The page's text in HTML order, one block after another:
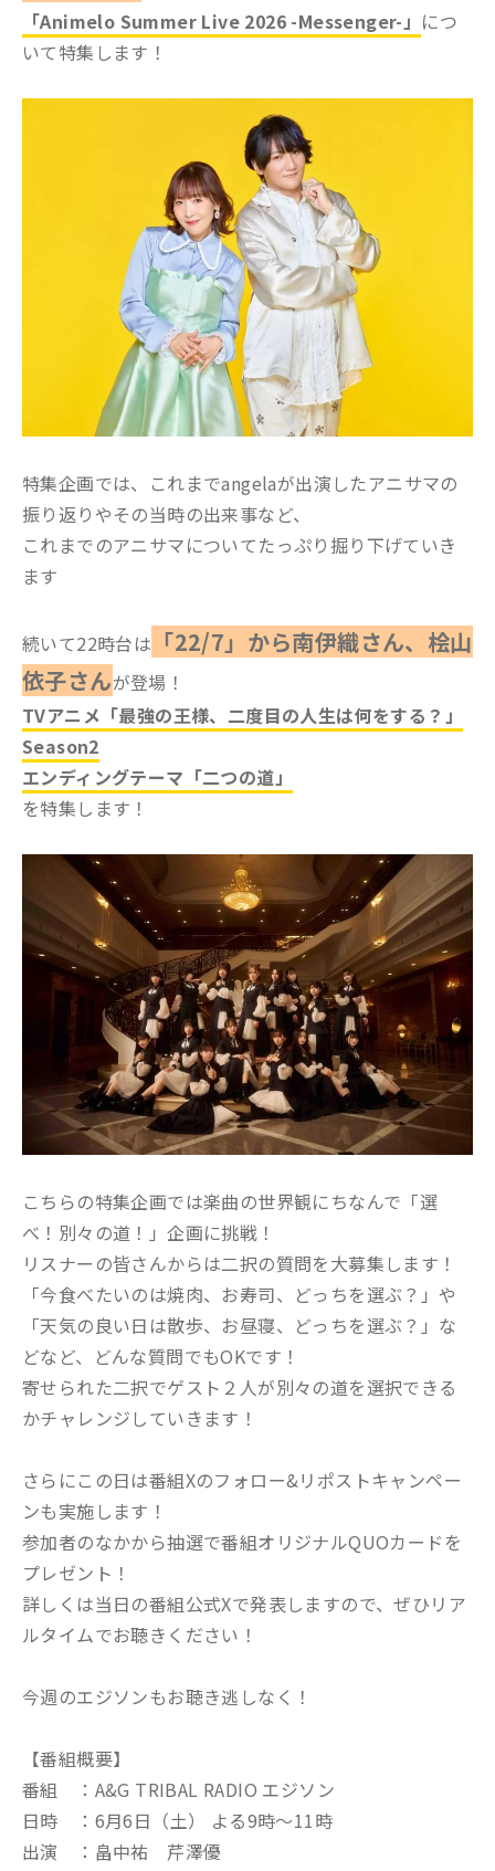
「Animelo Summer Live 2026 -Messenger-」 につ
いて特集します！
特集企画では、これまでangelaが出演したアニサマの
振り返りやその当時の出来事など、
これまでのアニサマについてたっぷり掘り下げていき
ます
続いて22時台は 「22/7」から南伊織さん、桧山
依子さんが登場！
TVアニメ「最強の王様、二度目の人生は何をする？」
Season2
エンディングテーマ「二つの道」
を特集します！
こちらの特集企画では楽曲の世界観にちなんで「選
べ！別々の道！」企画に挑戦！
リスナーの皆さんからは二択の質問を大募集します！
「今食べたいのは焼肉、お寿司、どっちを選ぶ？」や
「天気の良い日は散歩、お昼寝、どっちを選ぶ？」な
どなど、どんな質問でもOKです！
寄せられた二択でゲスト２人が別々の道を選択できる
かチャレンジしていきます！
さらにこの日は番組Xのフォロー&リポストキャンペー
ンも実施します！
参加者のなかから抽選で番組オリジナルQUOカードを
プレゼント！
詳しくは当日の番組公式Xで発表しますので、ぜひリア
ルタイムでお聴きください！
今週のエジソンもお聴き逃しなく！
【番組概要】
番組 ：A&G TRIBAL RADIO エジソン
日時 ：6月6日（土） よる9時～11時
出演 ：畠中祐 芹澤優